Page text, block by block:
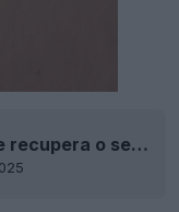
New Balance recupera o seu lugar no mercado de camisas